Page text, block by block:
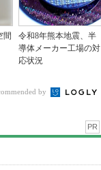
間
令和8年熊本地震、半
導体メーカー工場の対
応状況
by
PR